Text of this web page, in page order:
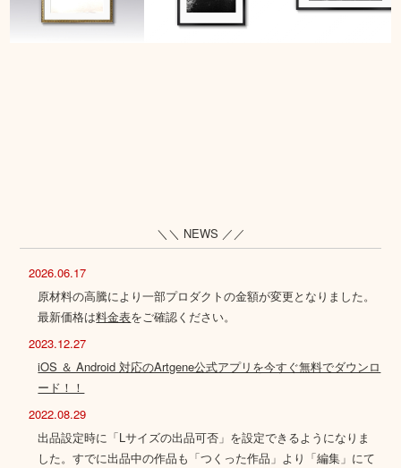
＼＼ NEWS ／／
2026.06.17
原材料の高騰により一部プロダクトの金額が変更となりました。
最新価格は料金表をご確認ください。
2023.12.27
iOS ＆ Android 対応のArtgene公式アプリを今すぐ無料でダウンロ
ード！！
2022.08.29
出品設定時に「Lサイズの出品可否」を設定できるようになりま
した。すでに出品中の作品も「つくった作品」より「編集」にて